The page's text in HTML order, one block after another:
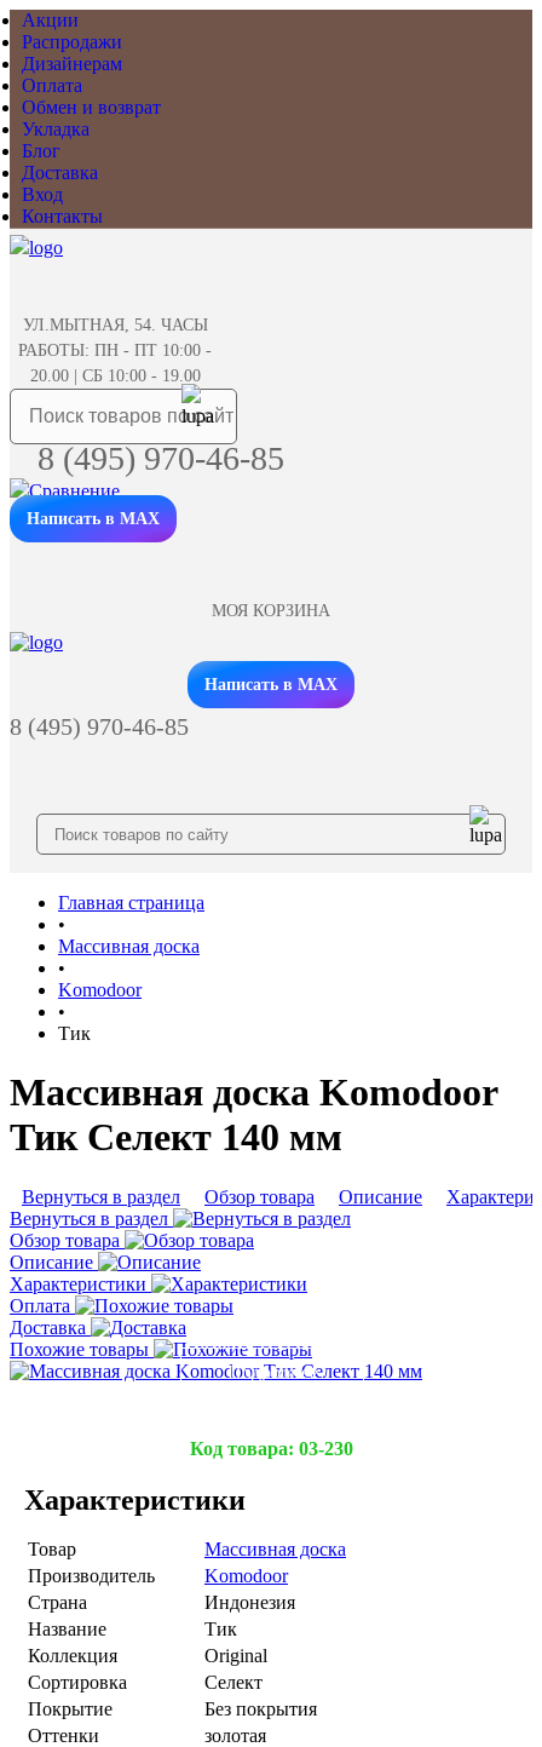
Акции
Распродажи
Дизайнерам
Оплата
Обмен и возврат
Укладка
Блог
Доставка
Вход
Контакты
УЛ.МЫТНАЯ, 54. ЧАСЫ
РАБОТЫ: ПН - ПТ 10:00 -
20.00 | СБ 10:00 - 19.00
8 (495) 970-46-85
Написать в MAX
МОЯ КОРЗИНА
Заказать звонок
Написать в MAX
8 (495) 970-46-85
Главная страница
•
Массивная доска
•
Komodoor
•
Тик
Массивная доска Komodoor
Тик Селект 140 мм
Вернуться в раздел Обзор товара Описание
Вернуться в раздел
Обзор товара
Описание
Характеристики
Оплата
Доставка
Похожие товары
Подробнее
Код товара: 03-230
Характеристики
Товар
Массивная доска
Производитель
Komodoor
Страна
Индонезия
Название
Тик
Коллекция
Original
Сортировка
Селект
Покрытие
Без покрытия
Оттенки
золотая